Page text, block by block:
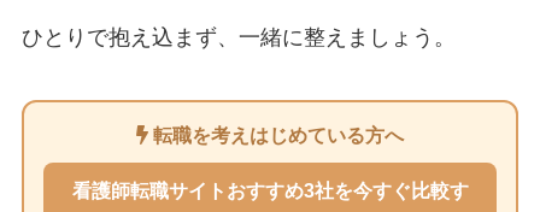
ひとりで抱え込まず、一緒に整えましょう。
転職を考えはじめている方へ
看護師転職サイトおすすめ3社を今すぐ比較す